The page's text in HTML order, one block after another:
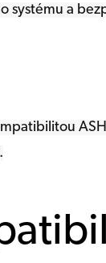
systému a